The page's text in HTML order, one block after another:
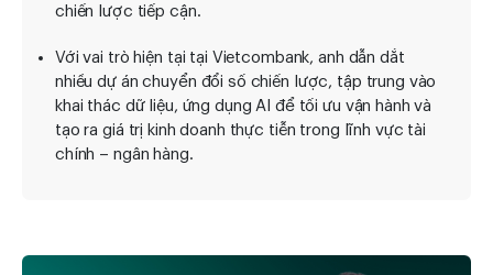
chiến lược tiếp cận.
Với vai trò hiện tại tại Vietcombank, anh dẫn dắt
nhiều dự án chuyển đổi số chiến lược, tập trung vào
khai thác dữ liệu, ứng dụng AI để tối ưu vận hành và
tạo ra giá trị kinh doanh thực tiễn trong lĩnh vực tài
chính – ngân hàng.